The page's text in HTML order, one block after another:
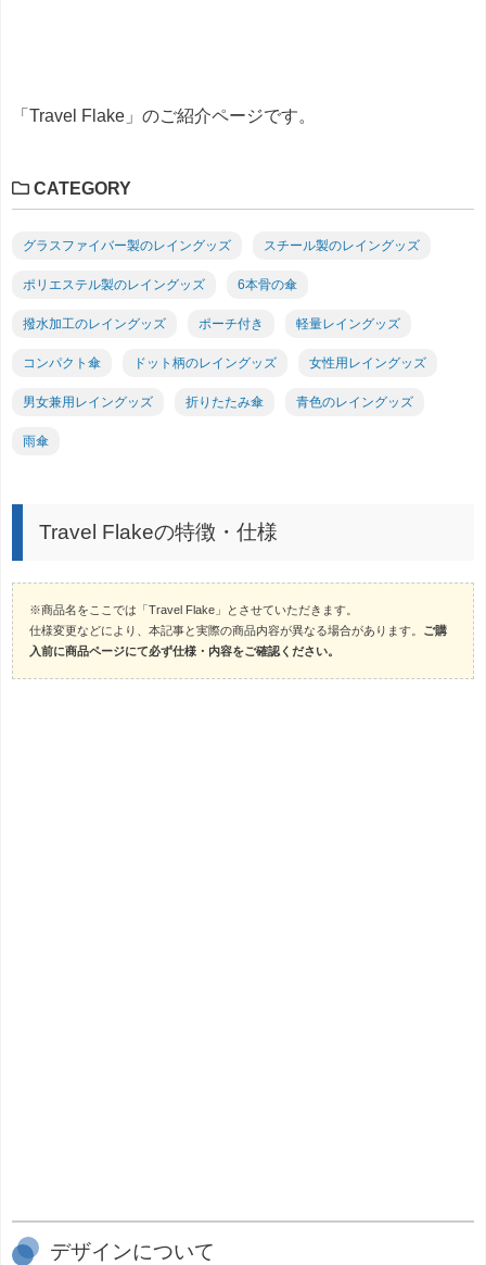
「Travel Flake」のご紹介ページです。
CATEGORY
グラスファイバー製のレイングッズ スチール製のレイングッズ
ポリエステル製のレイングッズ 6本骨の傘
撥水加工のレイングッズ ポーチ付き 軽量レイングッズ
コンパクト傘 ドット柄のレイングッズ 女性用レイングッズ
男女兼用レイングッズ 折りたたみ傘 青色のレイングッズ
雨傘
Travel Flakeの特徴・仕様
※商品名をここでは「Travel Flake」とさせていただきます。
仕様変更などにより、本記事と実際の商品内容が異なる場合があります。 ご購
入前に商品ページにて必ず仕様・内容をご確認ください。
デザインについて